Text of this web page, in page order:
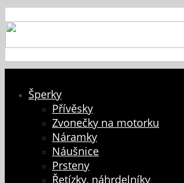
Šperky
Přívěsky
Zvonečky na motorku
Náramky
Náušnice
Prsteny
Řetízky, náhrdelníky